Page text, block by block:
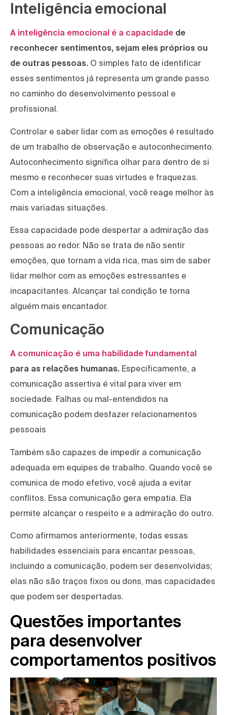
Inteligência emocional
A inteligência emocional é a capacidade de
reconhecer sentimentos, sejam eles próprios ou
de outras pessoas. O simples fato de identificar
esses sentimentos já representa um grande passo
no caminho do desenvolvimento pessoal e
profissional.
Controlar e saber lidar com as emoções é resultado
de um trabalho de observação e autoconhecimento.
Autoconhecimento significa olhar para dentro de si
mesmo e reconhecer suas virtudes e fraquezas.
Com a inteligência emocional, você reage melhor às
mais variadas situações.
Essa capacidade pode despertar a admiração das
pessoas ao redor. Não se trata de não sentir
emoções, que tornam a vida rica, mas sim de saber
lidar melhor com as emoções estressantes e
incapacitantes. Alcançar tal condição te torna
alguém mais encantador.
Comunicação
A comunicação é uma habilidade fundamental
para as relações humanas. Especificamente, a
comunicação assertiva é vital para viver em
sociedade. Falhas ou mal-entendidos na
comunicação podem desfazer relacionamentos
pessoais
Também são capazes de impedir a comunicação
adequada em equipes de trabalho. Quando você se
comunica de modo efetivo, você ajuda a evitar
conflitos. Essa comunicação gera empatia. Ela
permite alcançar o respeito e a admiração do outro.
Como afirmamos anteriormente, todas essas
habilidades essenciais para encantar pessoas,
incluindo a comunicação, podem ser desenvolvidas;
elas não são traços fixos ou dons, mas capacidades
que podem ser despertadas.
Questões importantes
para desenvolver
comportamentos positivos